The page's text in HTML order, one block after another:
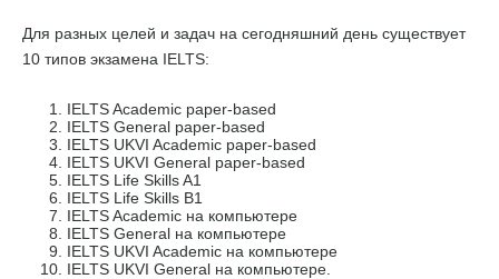
Для разных целей и задач на сегодняшний день существует
10 типов экзамена IELTS:
IELTS Academic paper-based
IELTS General paper-based
IELTS UKVI Academic paper-based
IELTS UKVI General paper-based
IELTS Life Skills A1
IELTS Life Skills B1
IELTS Academic на компьютере
IELTS General на компьютере
IELTS UKVI Academic на компьютере
IELTS UKVI General на компьютере.